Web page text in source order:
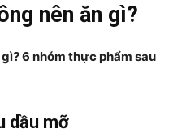
nên ăn gì?
gì? 6 nhóm thực phẩm sau
dầu mỡ